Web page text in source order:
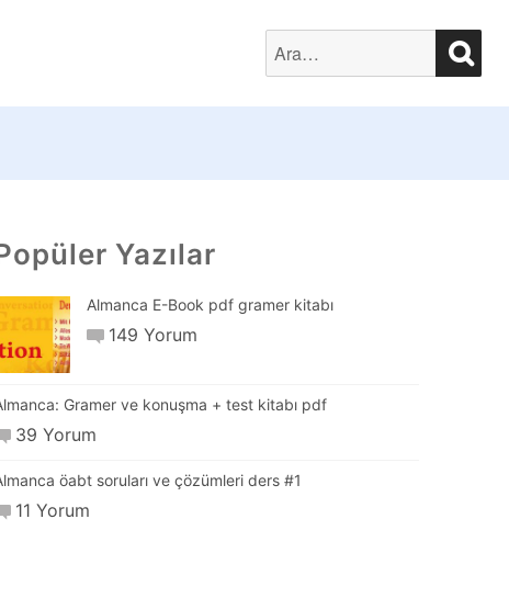
for:
Yazılar
Almanca E-Book pdf gramer kitabı
149 Yorum
Gramer ve konuşma + test kitabı pdf
39 Yorum
öabt soruları ve çözümleri ders #1
11 Yorum